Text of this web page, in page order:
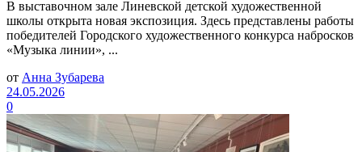
В выставочном зале Линевской детской художественной
школы открыта новая экспозиция. Здесь представлены работы
победителей Городского художественного конкурса набросков
«Музыка линии», ...
от Анна Зубарева
24.05.2026
0